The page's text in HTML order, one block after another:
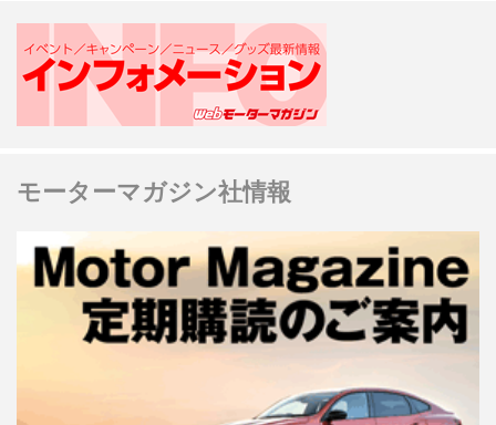
モーターマガジン社情報